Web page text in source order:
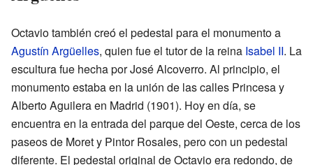
Octavio también creó el pedestal para el monumento a
Agustín Argüelles, quien fue el tutor de la reina Isabel II. La
escultura fue hecha por José Alcoverro. Al principio, el
monumento estaba en la unión de las calles Princesa y
Alberto Aguilera en Madrid (1901). Hoy en día, se
encuentra en la entrada del parque del Oeste, cerca de los
paseos de Moret y Pintor Rosales, pero con un pedestal
diferente. El pedestal original de Octavio era redondo, de